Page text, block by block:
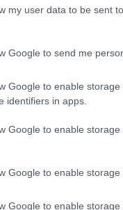
my user data to be sent
Google to send me
Google to enable
identifiers in apps.
Google to enable
Google to enable storage
Google to enable
πρωταθλήματος
Σαββίδης είχε
Λουτσέσκου και
ζητώντας απ'
προσπάθεια.
Ο Μπότο θα
ώρα!